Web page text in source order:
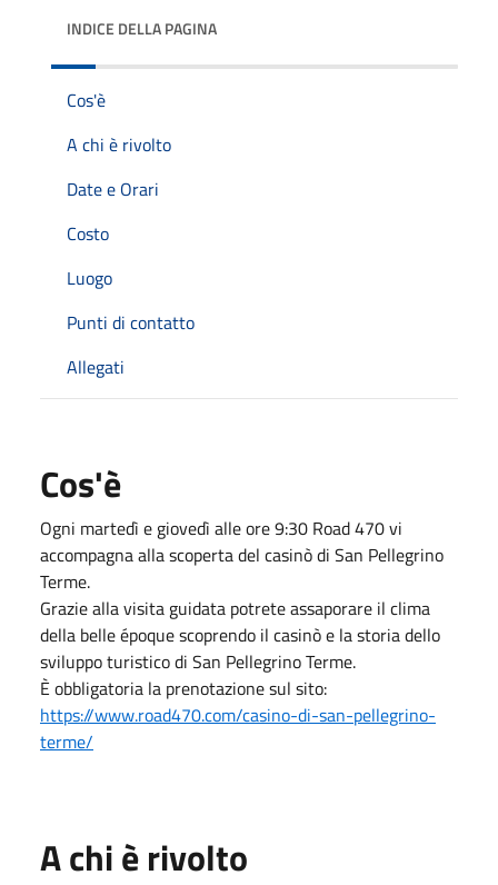
INDICE DELLA PAGINA
Cos'è
A chi è rivolto
Date e Orari
Costo
Luogo
Punti di contatto
Allegati
Cos'è
Ogni martedì e giovedì alle ore 9:30 Road 470 vi
accompagna alla scoperta del casinò di San Pellegrino
Terme.
Grazie alla visita guidata potrete assaporare il clima
della belle époque scoprendo il casinò e la storia dello
sviluppo turistico di San Pellegrino Terme.
È obbligatoria la prenotazione sul sito:
https://www.road470.com/casino-di-san-pellegrino-
terme/
A chi è rivolto